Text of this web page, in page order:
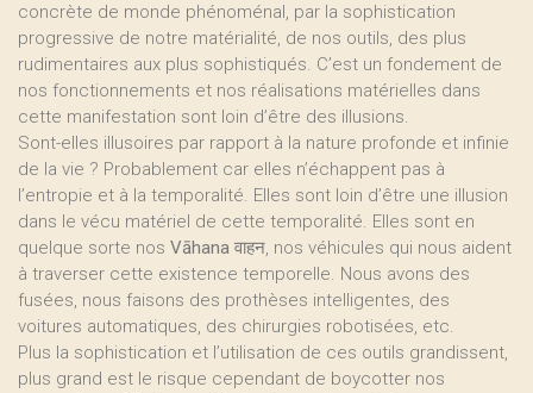
concrète de monde phénoménal, par la sophistication
progressive de notre matérialité, de nos outils, des plus
rudimentaires aux plus sophistiqués. C’est un fondement de
nos fonctionnements et nos réalisations matérielles dans
cette manifestation sont loin d’être des illusions.
Sont-elles illusoires par rapport à la nature profonde et infinie
de la vie ? Probablement car elles n’échappent pas à
l’entropie et à la temporalité. Elles sont loin d’être une illusion
dans le vécu matériel de cette temporalité. Elles sont en
quelque sorte nos Vāhana वाहन, nos véhicules qui nous aident
à traverser cette existence temporelle. Nous avons des
fusées, nous faisons des prothèses intelligentes, des
voitures automatiques, des chirurgies robotisées, etc.
Plus la sophistication et l’utilisation de ces outils grandissent,
plus grand est le risque cependant de boycotter nos